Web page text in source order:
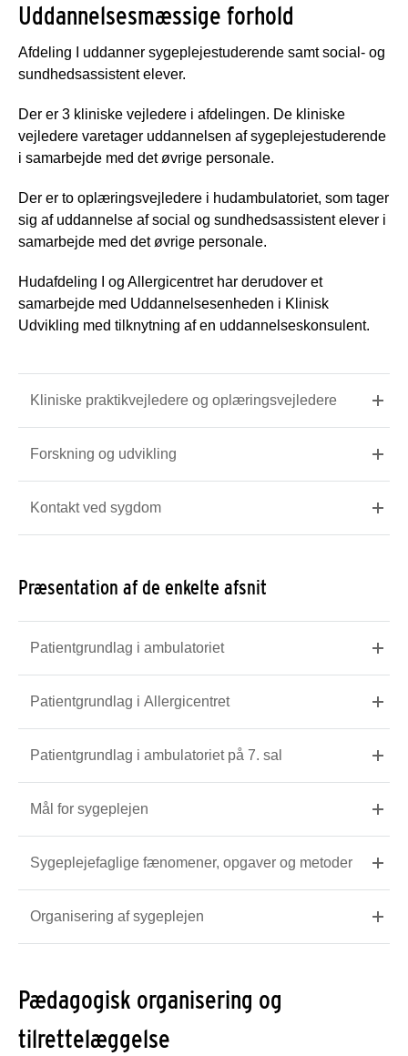
Uddannelsesmæssige forhold
Afdeling I uddanner sygeplejestuderende samt social- og
sundhedsassistent elever.
Der er 3 kliniske vejledere i afdelingen. De kliniske
vejledere varetager uddannelsen af sygeplejestuderende
i samarbejde med det øvrige personale.
Der er to oplæringsvejledere i hudambulatoriet, som tager
sig af uddannelse af social og sundhedsassistent elever i
samarbejde med det øvrige personale.
Hudafdeling I og Allergicentret har derudover et
samarbejde med Uddannelsesenheden i Klinisk
Udvikling med tilknytning af en uddannelseskonsulent.
Kliniske praktikvejledere og oplæringsvejledere
Forskning og udvikling
Kontakt ved sygdom
Præsentation af de enkelte afsnit
Patientgrundlag i ambulatoriet
Patientgrundlag i Allergicentret
Patientgrundlag i ambulatoriet på 7. sal
Mål for sygeplejen
Sygeplejefaglige fænomener, opgaver og metoder
Organisering af sygeplejen
Pædagogisk organisering og
tilrettelæggelse